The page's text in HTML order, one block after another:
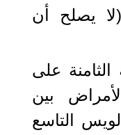
يصلح أن
الثامنة على
بين
التاسع